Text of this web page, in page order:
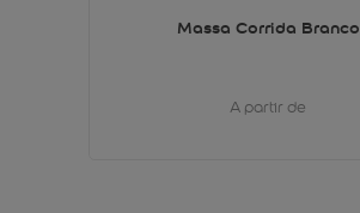
Massa Corrida Branco
A partir de